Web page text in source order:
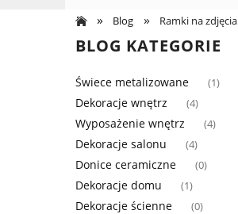
» Blog » Ramki na zdjęcia
BLOG KATEGORIE
Świece metalizowane (1)
Dekoracje wnętrz (4)
Wyposażenie wnętrz (4)
Dekoracje salonu (4)
Donice ceramiczne (0)
Dekoracje domu (1)
Dekoracje ścienne (0)